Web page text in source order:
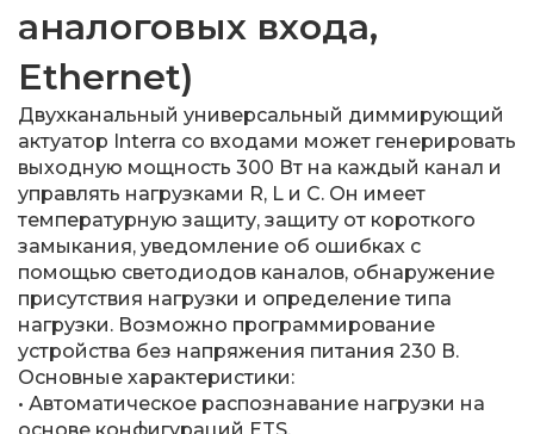
аналоговых входа,
Ethernet)
Двухканальный универсальный диммирующий
актуатор Interra со входами может генерировать
выходную мощность 300 Вт на каждый канал и
управлять нагрузками R, L и C. Он имеет
температурную защиту, защиту от короткого
замыкания, уведомление об ошибках с
помощью светодиодов каналов, обнаружение
присутствия нагрузки и определение типа
нагрузки. Возможно программирование
устройства без напряжения питания 230 В.
Основные характеристики:
• Автоматическое распознавание нагрузки на